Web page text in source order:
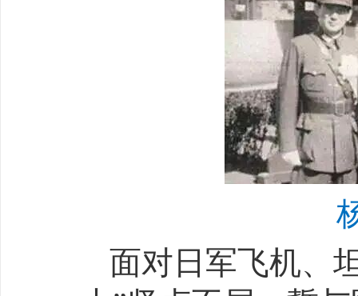
面对日军飞机、